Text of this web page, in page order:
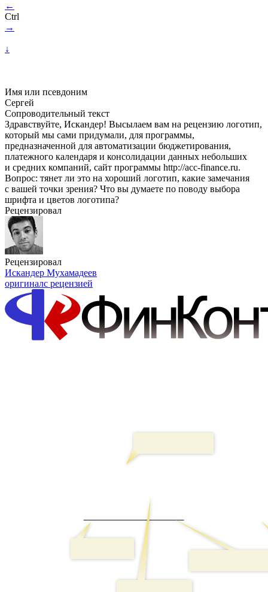
←
Ctrl
→
↓
Имя или псевдоним
Сергей
Сопроводительный текст
Здравствуйте, Искандер! Высылаем вам на рецензию логотип,
который мы сами придумали, для программы,
предназначенной для автоматизации бюджетирования,
платежного календаря и консолидации данных небольших
и средних компаний, сайт программы http://acc-finance.ru.
Вопрос: тянет ли это на хороший логотип, какие замечания
с вашей точки зрения? Что вы думаете по поводу выбора
шрифта и цветов логотипа?
Рецензировал
Рецензировал
Искандер Мухамадеев
оригиналс рецензией